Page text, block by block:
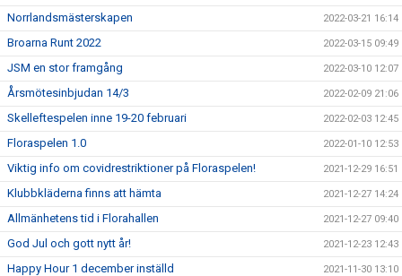
Norrlandsmästerskapen 2022-03-21 16:14
Broarna Runt 2022 2022-03-15 09:49
JSM en stor framgång 2022-03-10 12:07
Årsmötesinbjudan 14/3 2022-02-09 21:06
Skelleftespelen inne 19-20 februari 2022-02-03 12:45
Floraspelen 1.0 2022-01-10 12:53
Viktig info om covidrestriktioner på Floraspelen! 2021-12-29 16:51
Klubbkläderna finns att hämta 2021-12-27 14:24
Allmänhetens tid i Florahallen 2021-12-27 09:40
God Jul och gott nytt år! 2021-12-23 12:43
Happy Hour 1 december inställd 2021-11-30 13:10